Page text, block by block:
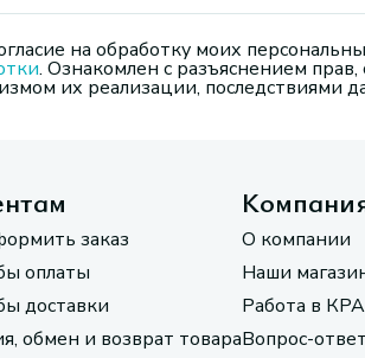
на обработку моих
. Ознакомлен с разъяснением прав,
их реализации, последствиями
заказ
оплаты
доставки
обмен и возврат товара
О компании
Наши
Работа в
Вопрос-ответ